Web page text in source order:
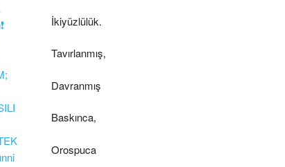
İkiyüzlülük.
Tavırlanmış,
Davranmış
Baskınca,
Orospuca